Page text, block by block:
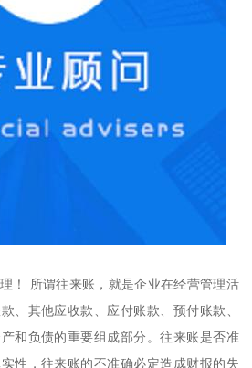
！ 所谓往来账，就是企业在经营管理活
、其他应收款、应付账款、预付账款、
和负债的重要组成部分。往来账是否准
性，往来账的不准确必定造成财报的失